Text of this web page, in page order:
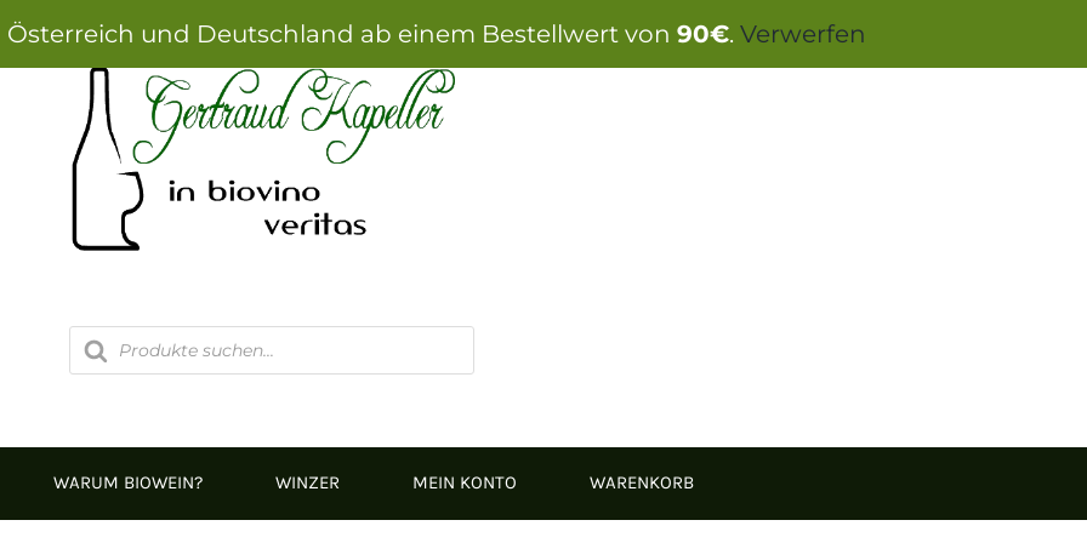
und Deutschland ab einem Bestellwert von 90€. Verwerfen
Products
search
WARUM BIOWEIN? WINZER MEIN KONTO WARENKORB